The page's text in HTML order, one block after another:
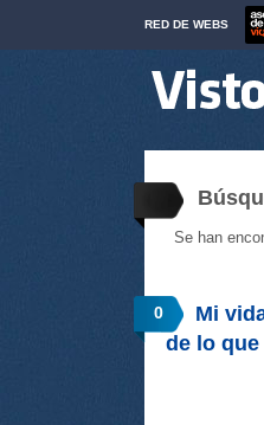
RED DE WEBS
Se han
0
Mi
de lo